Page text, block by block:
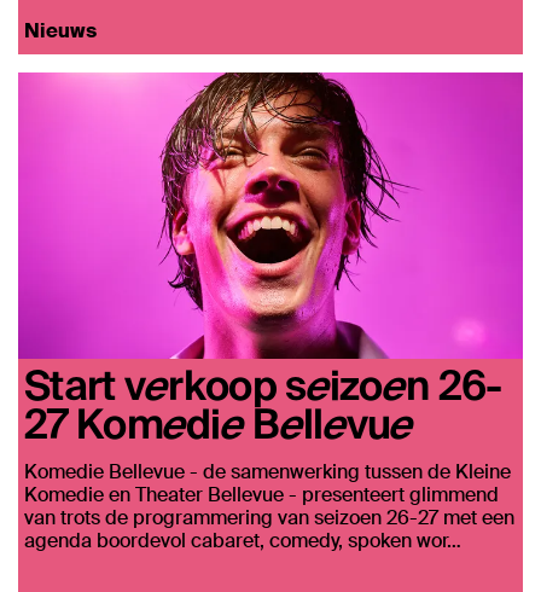
Nieuws
Start verkoop seizoen 26-
27 Komedie Bellevue
Komedie Bellevue - de samenwerking tussen de Kleine
Komedie en Theater Bellevue - presenteert glimmend
van trots de programmering van seizoen 26-27 met een
agenda boordevol cabaret, comedy, spoken wor…